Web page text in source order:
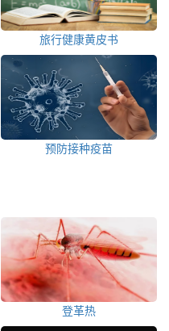
旅行健康黄皮书
预防接种疫苗
登革热